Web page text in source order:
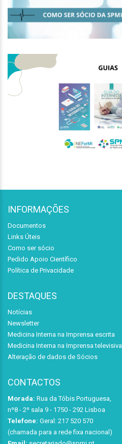
INFORMAÇÕES
Documentos
Links Úteis
Como ser sócio
Pedido Apoio Científico
Política de Privacidade
DESTAQUES
Notícias
Newsletter
Medicina Interna na Imprensa escrita
Medicina Interna na Imprensa televisiva
Alteração de dados de Sócios
CONTACTOS
Morada: Rua da Tóbis Portuguesa,
nº8 - 2º sala 9 - 1750 - 292 Lisboa
Telefone: Geral: 217 520 570
(chamada para a rede fixa nacional)